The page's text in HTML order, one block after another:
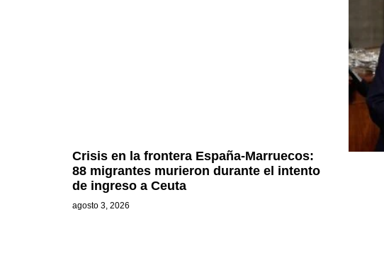
Crisis en la frontera España-Marruecos:
88 migrantes murieron durante el intento
de ingreso a Ceuta
agosto 3, 2026